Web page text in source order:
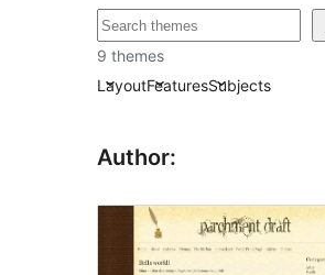
Keresés
9 themes
LayoutFeaturesSubjects
Author: